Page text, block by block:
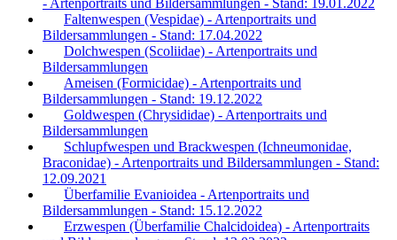
Faltenwespen (Vespidae) - Artenportraits und
Bildersammlungen - Stand: 17.04.2022
Dolchwespen (Scoliidae) - Artenportraits und
Bildersammlungen
Ameisen (Formicidae) - Artenportraits und
Bildersammlungen - Stand: 19.12.2022
Goldwespen (Chrysididae) - Artenportraits und
Bildersammlungen
Schlupfwespen und Brackwespen (Ichneumonidae,
Braconidae) - Artenportraits und Bildersammlungen - Stand:
12.09.2021
Überfamilie Evanioidea - Artenportraits und
Bildersammlungen - Stand: 15.12.2022
Erzwespen (Überfamilie Chalcidoidea) - Artenportraits